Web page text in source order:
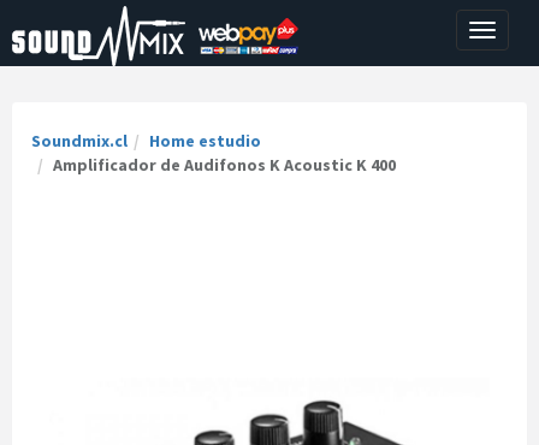
Toggle
Soundmix.cl
Home estudio
Amplificador de Audifonos K Acoustic K 400